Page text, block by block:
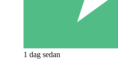
1 dag sedan